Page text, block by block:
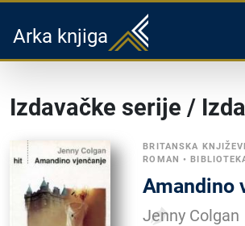
Arka knjiga
Izdavačke serije /
BRITANSKA
ROMAN •
Amandino
Jenny Colgan